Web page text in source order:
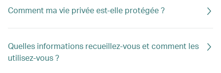
Comment ma vie privée est-elle protégée ?
Quelles informations recueillez-vous et comment les
utilisez-vous ?